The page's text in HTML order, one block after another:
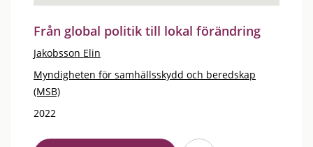
Från global politik till lokal förändring
Jakobsson Elin
Myndigheten för samhällsskydd och beredskap
(MSB)
2022